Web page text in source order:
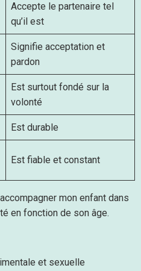
Accepte le partenaire tel
qu’il est
Signifie acceptation et
pardon
Est surtout fondé sur la
volonté
Est durable
Est fiable et constant
mon enfant dans
en fonction de son âge.
et sexuelle